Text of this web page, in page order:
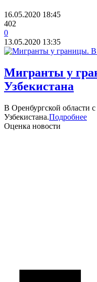
16.05.2020 18:45
402
0
13.05.2020 13:35
​Мигранты у
Узбекистана
В Оренбургской области
Узбекистана.Подробнее
Оценка новости